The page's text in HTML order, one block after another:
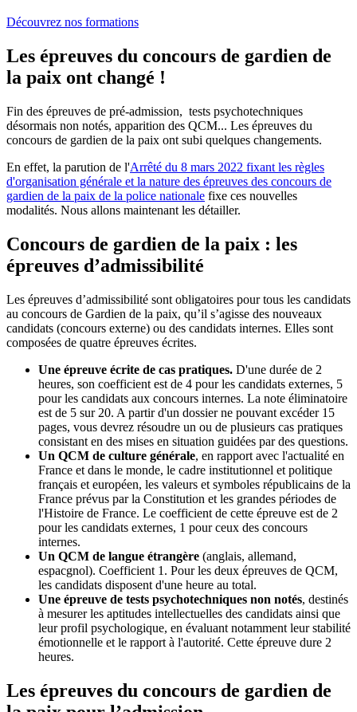
Découvrez nos formations
Les épreuves du concours de gardien de
la paix ont changé !
Fin des épreuves de pré-admission, tests psychotechniques
désormais non notés, apparition des QCM... Les épreuves du
concours de gardien de la paix ont subi quelques changements.
En effet, la parution de l'Arrêté du 8 mars 2022 fixant les règles
d'organisation générale et la nature des épreuves des concours de
gardien de la paix de la police nationale fixe ces nouvelles
modalités. Nous allons maintenant les détailler.
Concours de gardien de la paix : les
épreuves d’admissibilité
Les épreuves d’admissibilité sont obligatoires pour tous les candidats
au concours de Gardien de la paix, qu’il s’agisse des nouveaux
candidats (concours externe) ou des candidats internes. Elles sont
composées de quatre épreuves écrites.
Une épreuve écrite de cas pratiques. D'une durée de 2
heures, son coefficient est de 4 pour les candidats externes, 5
pour les candidats aux concours internes. La note éliminatoire
est de 5 sur 20. A partir d'un dossier ne pouvant excéder 15
pages, vous devrez résoudre un ou de plusieurs cas pratiques
consistant en des mises en situation guidées par des questions.
Un QCM de culture générale, en rapport avec l'actualité en
France et dans le monde, le cadre institutionnel et politique
français et européen, les valeurs et symboles républicains de la
France prévus par la Constitution et les grandes périodes de
l'Histoire de France. Le coefficient de cette épreuve est de 2
pour les candidats externes, 1 pour ceux des concours
internes.
Un QCM de langue étrangère (anglais, allemand,
espacgnol). Coefficient 1. Pour les deux épreuves de QCM,
les candidats disposent d'une heure au total.
Une épreuve de tests psychotechniques non notés, destinés
à mesurer les aptitudes intellectuelles des candidats ainsi que
leur profil psychologique, en évaluant notamment leur stabilité
émotionnelle et le rapport à l'autorité. Cette épreuve dure 2
heures.
Les épreuves du concours de gardien de